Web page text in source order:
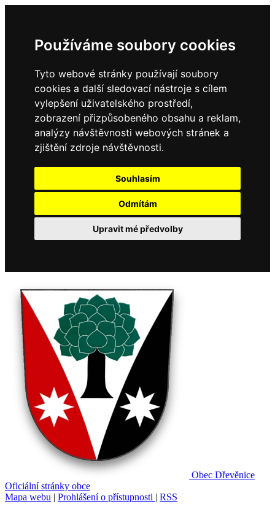
Používáme soubory cookies
Tyto webové stránky používají soubory
cookies a další sledovací nástroje s cílem
vylepšení uživatelského prostředí,
zobrazení přizpůsobeného obsahu a reklam,
analýzy návštěvnosti webových stránek a
zjištění zdroje návštěvnosti.
Souhlasím
Odmítám
Upravit mé předvolby
Obec Dřevěnice
Oficiální stránky obce
Mapa webu | Prohlášení o přístupnosti | RSS